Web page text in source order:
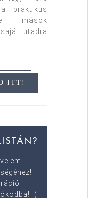
praktikus
mások
utadra
:)